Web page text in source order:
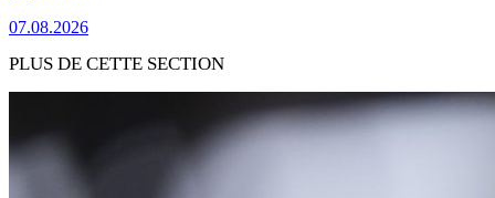
07.08.2026
PLUS DE CETTE SECTION